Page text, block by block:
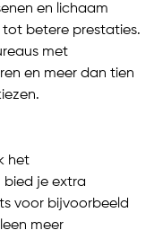
en lichaam
betere prestaties.
met
en meer dan tien
het
bied je extra
voor bijvoorbeeld
meer